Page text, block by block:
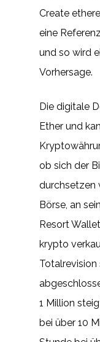
Create
eine
und so wird
Vorhersage.
Die digitale
Ether und
ob sich der
durchsetzen
Börse, an
Resort
krypto
1 Million
bei über 10